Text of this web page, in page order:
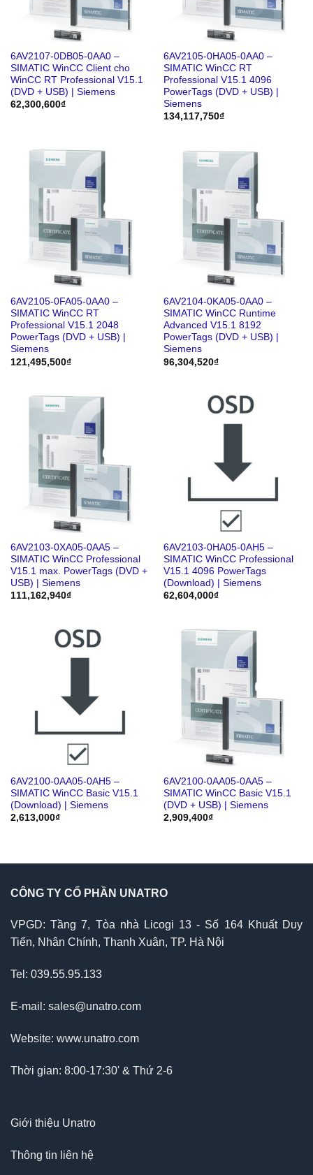
6AV2107-0DB05-0AA0 –
SIMATIC WinCC Client cho
WinCC RT Professional V15.1
(DVD + USB) | Siemens
62,300,600₫
6AV2105-0HA05-0AA0 –
SIMATIC WinCC RT
Professional V15.1 4096
PowerTags (DVD + USB) |
Siemens
134,117,750₫
6AV2105-0FA05-0AA0 –
SIMATIC WinCC RT
Professional V15.1 2048
PowerTags (DVD + USB) |
Siemens
121,495,500₫
6AV2104-0KA05-0AA0 –
SIMATIC WinCC Runtime
Advanced V15.1 8192
PowerTags (DVD + USB) |
Siemens
96,304,520₫
6AV2103-0XA05-0AA5 –
SIMATIC WinCC Professional
V15.1 max. PowerTags (DVD +
USB) | Siemens
111,162,940₫
6AV2103-0HA05-0AH5 –
SIMATIC WinCC Professional
V15.1 4096 PowerTags
(Download) | Siemens
62,604,000₫
6AV2100-0AA05-0AH5 –
SIMATIC WinCC Basic V15.1
(Download) | Siemens
2,613,000₫
6AV2100-0AA05-0AA5 –
SIMATIC WinCC Basic V15.1
(DVD + USB) | Siemens
2,909,400₫
CÔNG TY CỔ PHẦN UNATRO
VPGD: Tầng 7, Tòa nhà Licogi 13 - Số 164 Khuất Duy
Tiến, Nhân Chính, Thanh Xuân, TP. Hà Nội
Tel: 039.55.95.133
E-mail: sales@unatro.com
Website: www.unatro.com
Thời gian: 8:00-17:30' & Thứ 2-6
Giới thiệu Unatro
Thông tin liên hệ